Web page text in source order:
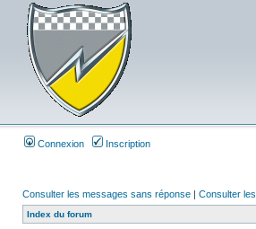
Connexion Inscription
Consulter les messages sans réponse | Consulter
Index du forum